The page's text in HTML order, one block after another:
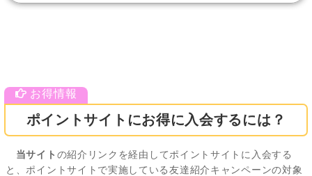
ポイントサイトにお得に入会するには？
当サイト の紹介リンクを経由してポイントサイトに入会する
と、ポイントサイトで実施している友達紹介キャンペーンの対象